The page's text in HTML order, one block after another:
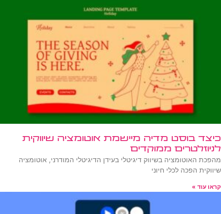
כיצד בוסט מדיה מיישמת אוטומציה שיווקית
לניוזלטרים ממוקדים
מהפכת האוטומציה בשיווק דיגיטלי בעידן הדיגיטלי המודרני, אוטומציה
שיווקית הפכה לכלי חיוני
קראו עוד »